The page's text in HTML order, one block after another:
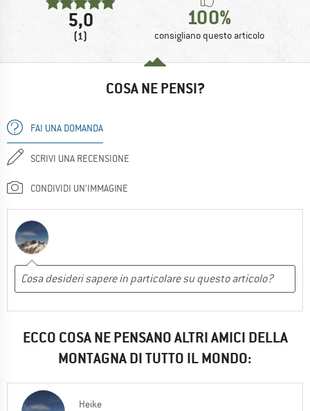
5,0
(1)
100%
consigliano questo articolo
COSA NE PENSI?
FAI UNA DOMANDA
SCRIVI UNA RECENSIONE
CONDIVIDI UN'IMMAGINE
ECCO COSA NE PENSANO ALTRI AMICI DELLA
MONTAGNA DI TUTTO IL MONDO:
Heike